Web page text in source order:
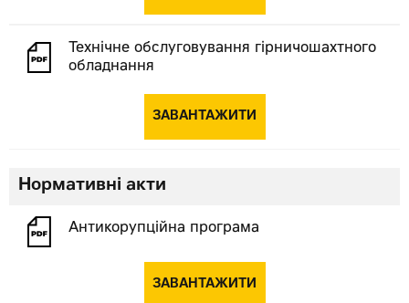
Технічне обслуговування гірничошахтного
обладнання
ЗАВАНТАЖИТИ
Нормативні акти
Антикорупційна програма
ЗАВАНТАЖИТИ